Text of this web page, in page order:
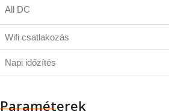
All DC
Wifi csatlakozás
Napi időzítés
Paraméterek